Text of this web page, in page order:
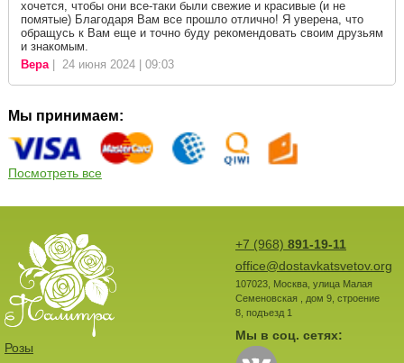
хочется, чтобы они все-таки были свежие и красивые (и не
помятые) Благодаря Вам все прошло отлично! Я уверена, что
обращусь к Вам еще и точно буду рекомендовать своим друзьям
и знакомым.
Вера| 24 июня 2024 | 09:03
Мы принимаем:
Посмотреть все
+7 (968) 891-19-11
office@dostavkatsvetov.org
107023, Москва, улица Малая
Семеновская , дом 9, строение
8, подъезд 1
Мы в соц. сетях:
Розы